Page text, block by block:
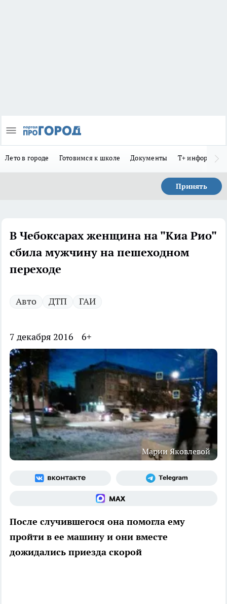
Лето в городе Готовимся к школе Документы Т+
Принять
В Чебоксарах женщина на "Киа Рио"
сбила мужчину на пешеходном
переходе
Авто ДТП ГАИ
7 декабря 2016 6+
Марии Яковлевой
После случившегося она помогла ему
пройти в ее машину и они вместе
дожидались приезда скорой